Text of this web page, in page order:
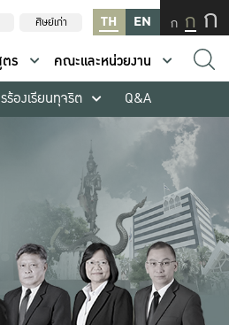
ศิษย์เก่า TH EN ก ก ก
ร
คณะและหน่วยงาน
ร้องเรียนทุจริต Q&A